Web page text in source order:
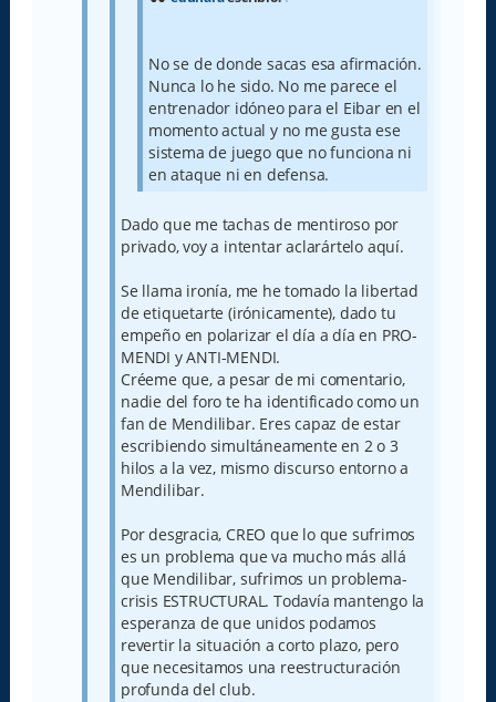
No se de donde sacas esa afirmación.
Nunca lo he sido. No me parece el
entrenador idóneo para el Eibar en el
momento actual y no me gusta ese
sistema de juego que no funciona ni
en ataque ni en defensa.
Dado que me tachas de mentiroso por
privado, voy a intentar aclarártelo aquí.
Se llama ironía, me he tomado la libertad
de etiquetarte (irónicamente), dado tu
empeño en polarizar el día a día en PRO-
MENDI y ANTI-MENDI.
Créeme que, a pesar de mi comentario,
nadie del foro te ha identificado como un
fan de Mendilibar. Eres capaz de estar
escribiendo simultáneamente en 2 o 3
hilos a la vez, mismo discurso entorno a
Mendilibar.
Por desgracia, CREO que lo que sufrimos
es un problema que va mucho más allá
que Mendilibar, sufrimos un problema-
crisis ESTRUCTURAL. Todavía mantengo la
esperanza de que unidos podamos
revertir la situación a corto plazo, pero
que necesitamos una reestructuración
profunda del club.